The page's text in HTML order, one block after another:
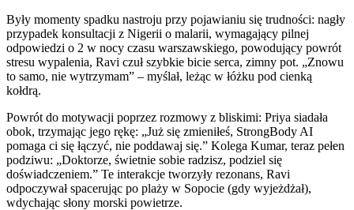
Były momenty spadku nastroju przy pojawianiu się trudności: nagły
przypadek konsultacji z Nigerii o malarii, wymagający pilnej
odpowiedzi o 2 w nocy czasu warszawskiego, powodujący powrót
stresu wypalenia, Ravi czuł szybkie bicie serca, zimny pot. „Znowu
to samo, nie wytrzymam” – myślał, leżąc w łóżku pod cienką
kołdrą.
Powrót do motywacji poprzez rozmowy z bliskimi: Priya siadała
obok, trzymając jego rękę: „Już się zmieniłeś, StrongBody AI
pomaga ci się łączyć, nie poddawaj się.” Kolega Kumar, teraz pełen
podziwu: „Doktorze, świetnie sobie radzisz, podziel się
doświadczeniem.” Te interakcje tworzyły rezonans, Ravi
odpoczywał spacerując po plaży w Sopocie (gdy wyjeżdżał),
wdychając słony morski powietrze.